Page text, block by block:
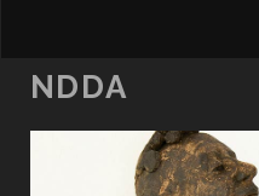
NDDA
NDDA